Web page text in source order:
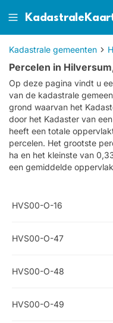
Kadastrale gemeenten
Percelen in
Op deze pagina vindt u
van de kadastrale
grond waarvan het
door het Kadaster van
heeft een totale
percelen. Het grootste
ha en het kleinste van
een gemiddelde
HVS00-O-16
HVS00-O-47
HVS00-O-48
HVS00-O-49